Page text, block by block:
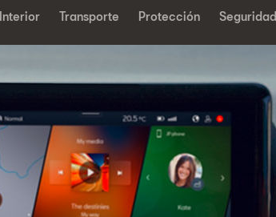
Interior Transporte Protección Seguridad